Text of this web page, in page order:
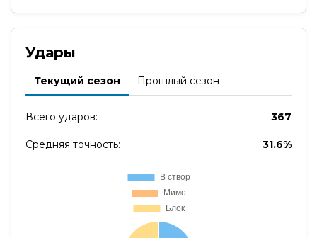
Удары
Текущий сезон Прошлый сезон
Всего ударов: 367
Средняя точность: 31.6%